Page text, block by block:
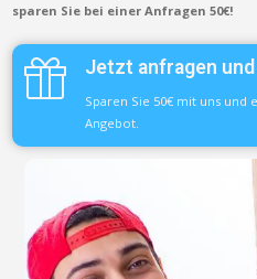
sparen Sie bei einer Anfragen 50€!
Jetzt anfragen
Sparen Sie 50€ mit uns
Angebot.